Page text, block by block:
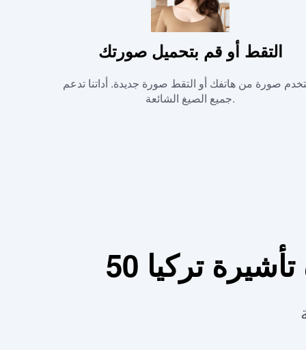
التقط أو قم بتحميل صورتك
صورة من هاتفك أو التقط صورة جديدة. أداتنا تدعم
جميع الصيغ الشائعة.